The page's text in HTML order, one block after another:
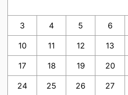
3 4 5 6
10 11 12 13
17 18 19 20
24 25 26 27